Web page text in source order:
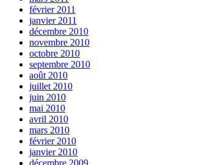
février 2011
janvier 2011
décembre 2010
novembre 2010
octobre 2010
septembre 2010
août 2010
juillet 2010
juin 2010
mai 2010
avril 2010
mars 2010
février 2010
janvier 2010
décembre 2009